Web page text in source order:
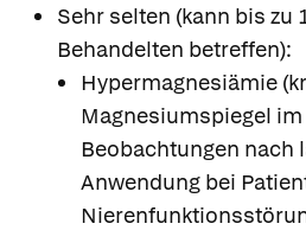
Sehr selten (kann bis zu
Behandelten betreffen):
Hypermagnesiämie
Magnesiumspiegel
Beobachtungen nach
Anwendung bei